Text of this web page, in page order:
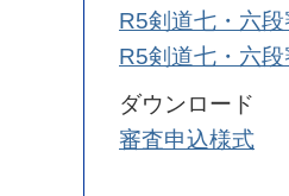
R5剣道七・六
R5剣道七・六
ダウンロード
審査申込様式